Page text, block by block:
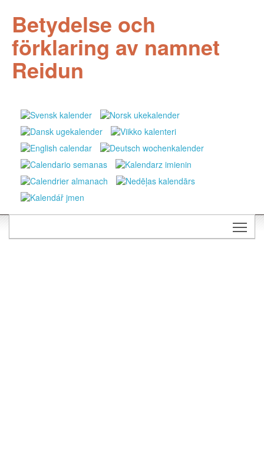
Betydelse och
förklaring av namnet
Reidun